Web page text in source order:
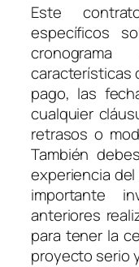
Este
específicos
características
pago, las
cualquier
retrasos o
También
experiencia
importante
anteriores
para tener la
proyecto serio